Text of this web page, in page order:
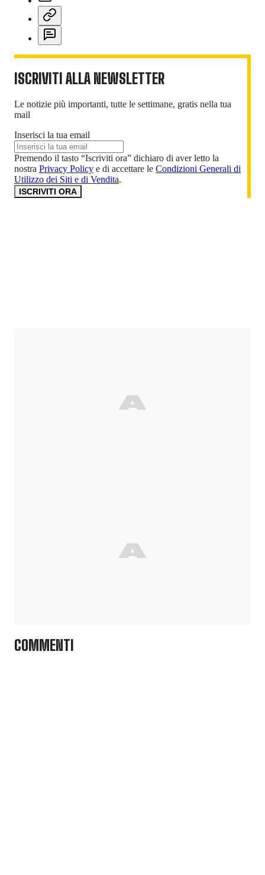
ISCRIVITI ALLA NEWSLETTER
Le notizie più importanti, tutte le settimane, gratis nella tua
mail
Inserisci la tua email
Premendo il tasto “Iscriviti ora” dichiaro di aver letto la
nostra Privacy Policy e di accettare le Condizioni Generali di
Utilizzo dei Siti e di Vendita.
ISCRIVITI ORA
COMMENTI